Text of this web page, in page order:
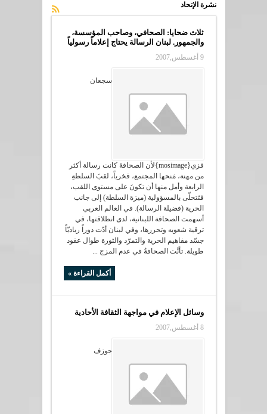
نشرة الإتحاد
ثلاث ضحايا: الصحافي، وصاحب المؤسسة،
والجمهور. لبنان الرسالة يحتاج إعلاماً رسولياً
9 أغسطس,2007
سجعان
قزي{mosimage}لأن الصحافةَ كانت رسالة أكثر
من مهنة، مَنحها المجتمع، فخرياً، لقبَ السلطةِ
الرابعة وأمل منها أن تكونَ على مستوى اللقب،
فتَتحلّى بالمسؤولية (ميزة السلطة) إلى جانب
الحرية (فضيلة الرسالة). في العالم العربي
أسهمت الصحافة اللبنانية، لدى انطلاقتها، في
ترقية شعوبه وتحررها، وفي لبنان أدّت دوراً رياديّاً
جسّد مفاهيم الحرية والتمرّد والثورة طوال عقود
طويلة. تأنَّت الصحافةُ في عدم المزج ...
أكمل القراءة »
وسائل الإعلام في مواجهة الثقافة الأحادية
8 أغسطس,2007
جوزف